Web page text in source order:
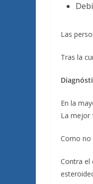
Las
Tras la
En la
La mejor
Como no
Contra el